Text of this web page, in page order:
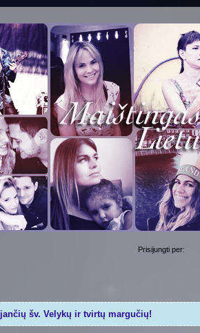
Prisijungti per:
šv. Velykų ir tvirtų margučių!